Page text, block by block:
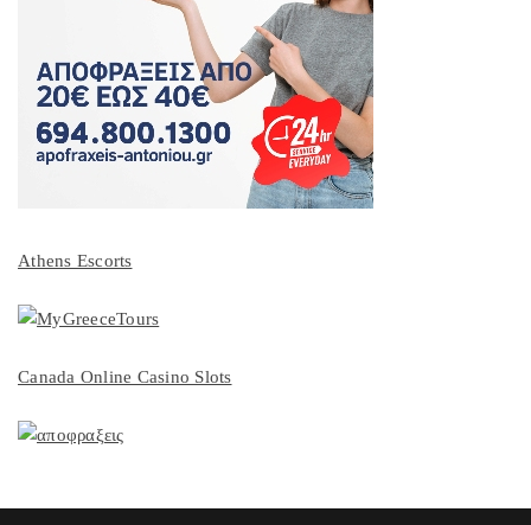
Athens Escorts
Canada Online Casino Slots